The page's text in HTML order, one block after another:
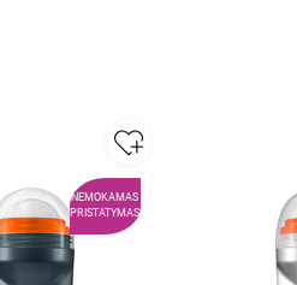
NEMOKAMAS
PRISTATYMAS